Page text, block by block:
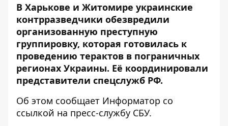
В Харькове и Житомире украинские
контрразведчики обезвредили
организованную преступную
группировку, которая готовилась к
проведению терактов в пограничных
регионах Украины. Её координировали
представители спецслужб РФ.
Об этом сообщает Информатор со
ссылкой на пресс-службу СБУ.